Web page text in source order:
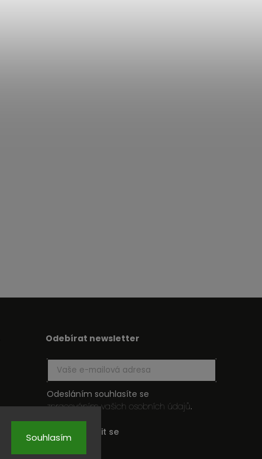
Souhlasím
Odebírat newsletter
Odesláním souhlasíte se
zpracováním vašich osobních údajů.
Přihlásit se